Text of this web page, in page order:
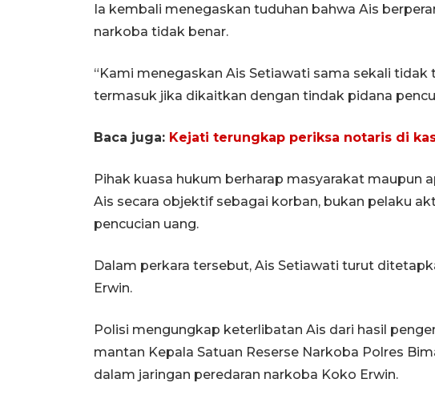
Ia kembali menegaskan tuduhan bahwa Ais
narkoba tidak benar.
“Kami menegaskan Ais Setiawati sama sekali
termasuk jika dikaitkan dengan tindak pidana
Baca juga: Kejati terungkap periksa notaris di
Pihak kuasa hukum berharap masyarakat maupun
Ais secara objektif sebagai korban, bukan pelaku
pencucian uang.
Dalam perkara tersebut, Ais Setiawati turut
Erwin.
Polisi mengungkap keterlibatan Ais dari hasil
mantan Kepala Satuan Reserse Narkoba Polres
dalam jaringan peredaran narkoba Koko Erwin.